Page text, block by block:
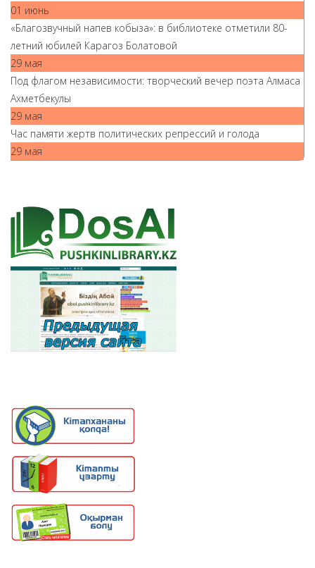
01 июнь
«Благозвучный напев кобыза»: в библиотеке отметили 80-
летний юбилей Карагоз Болатовой
29 мая
Под флагом независимости: творческий вечер поэта Алмаса
Ахметбекулы
29 мая
Час памяти жертв политических репрессий и голода
29 мая